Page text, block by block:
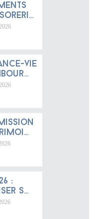
vie
?
:
son